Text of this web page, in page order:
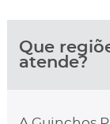
Que
atende?